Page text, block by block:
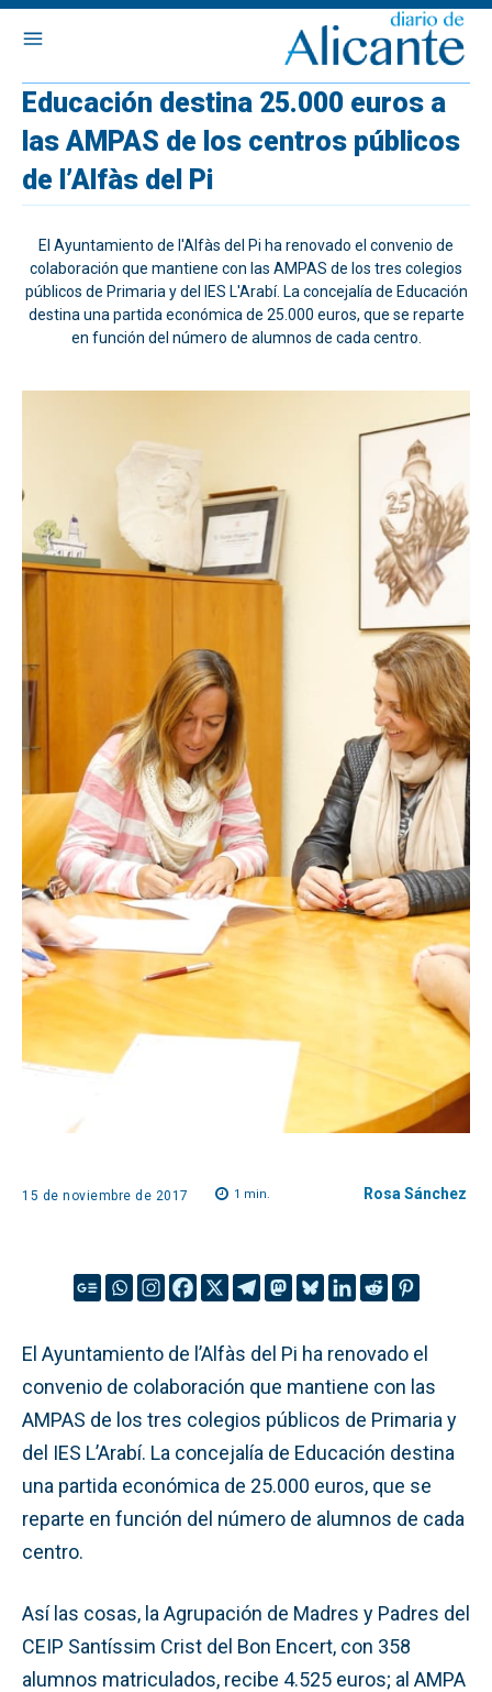
Educación destina 25.000 euros a
las AMPAS de los centros públicos
de l’Alfàs del Pi
El Ayuntamiento de l'Alfàs del Pi ha renovado el convenio de
colaboración que mantiene con las AMPAS de los tres colegios
públicos de Primaria y del IES L'Arabí. La concejalía de Educación
destina una partida económica de 25.000 euros, que se reparte
en función del número de alumnos de cada centro.
15 de noviembre de 2017 1 min. Rosa Sánchez
El Ayuntamiento de l’Alfàs del Pi ha renovado el
convenio de colaboración que mantiene con las
AMPAS de los tres colegios públicos de Primaria y
del IES L’Arabí. La concejalía de Educación destina
una partida económica de 25.000 euros, que se
reparte en función del número de alumnos de cada
centro.
Así las cosas, la Agrupación de Madres y Padres del
CEIP Santíssim Crist del Bon Encert, con 358
alumnos matriculados, recibe 4.525 euros; al AMPA